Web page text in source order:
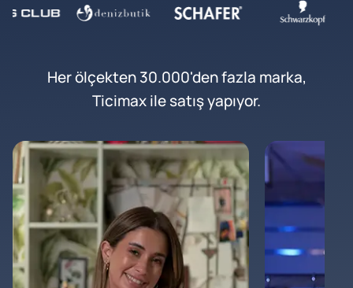
Her ölçekten 30.000'den fazla marka,
Ticimax ile satış yapıyor.